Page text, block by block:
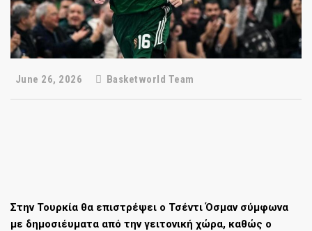
June 26, 2026 Basketworld Team
Στην Τουρκία θα επιστρέψει ο Τσέντι Όσμαν σύμφωνα
με δημοσιέυματα από την γειτονική χώρα, καθώς ο